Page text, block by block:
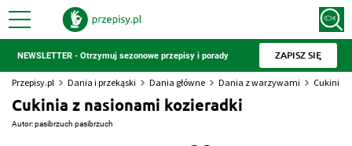
NEWSLETTER - Otrzymuj sezonowe przepisy i porady ZAPISZ SIĘ
Przepisy.pl Dania i przekąski Dania główne Dania z warzywami Cukinia
Cukinia z nasionami kozieradki
Autor:pasibrzuch pasibrzuch